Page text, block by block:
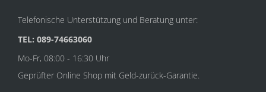
Telefonische Unterstützung und Beratung unter:
TEL: 089-74663060
Mo-Fr, 08:00 - 16:30 Uhr
Geprüfter Online Shop mit Geld-zurück-Garantie.